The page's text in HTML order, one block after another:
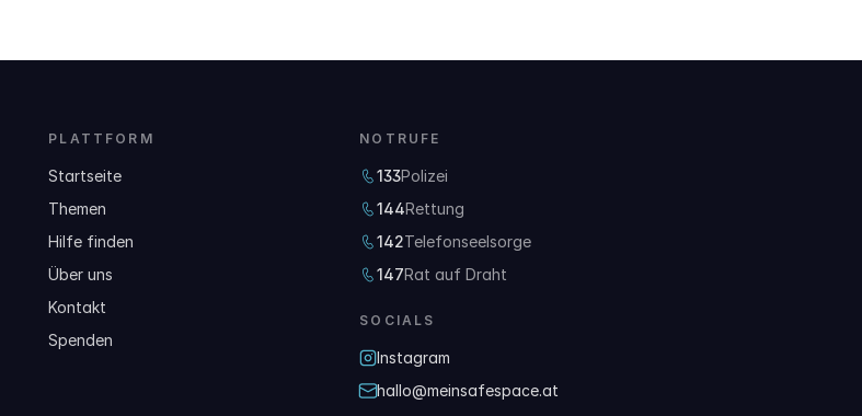
PLATTFORM
Startseite
Themen
Hilfe finden
Über uns
Kontakt
Spenden
NOTRUFE
133Polizei
144Rettung
142Telefonseelsorge
147Rat auf Draht
SOCIALS
Instagram
hallo@meinsafespace.at